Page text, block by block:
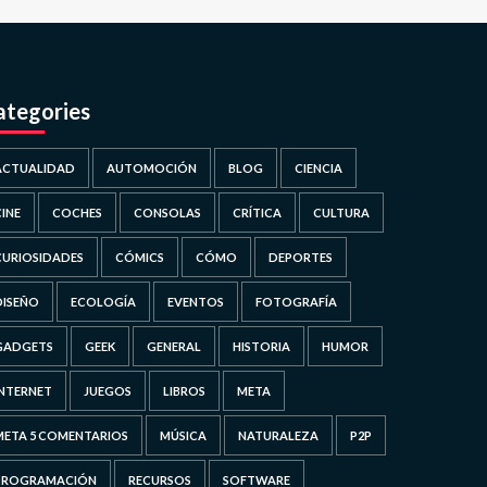
AUTOMOCIÓN BLOG CIENCIA
COCHES CONSOLAS CRÍTICA CULTURA
CÓMICS CÓMO DEPORTES
ECOLOGÍA EVENTOS FOTOGRAFÍA
GEEK GENERAL HISTORIA HUMOR
JUEGOS LIBROS META
5 COMENTARIOS MÚSICA NATURALEZA P2P
RECURSOS SOFTWARE